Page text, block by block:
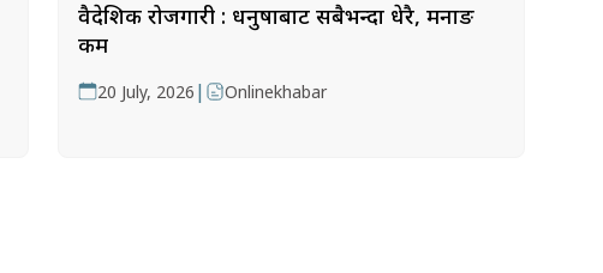
वैदेशिक रोजगारी : धनुषाबाट सबैभन्दा धेरै, मनाङ
कम
20 July, 2026 | Onlinekhabar